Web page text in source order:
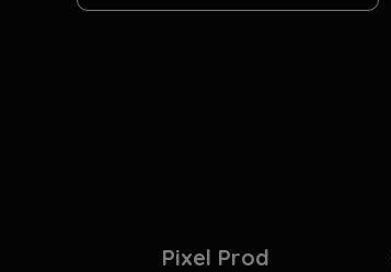
Pixel Prod